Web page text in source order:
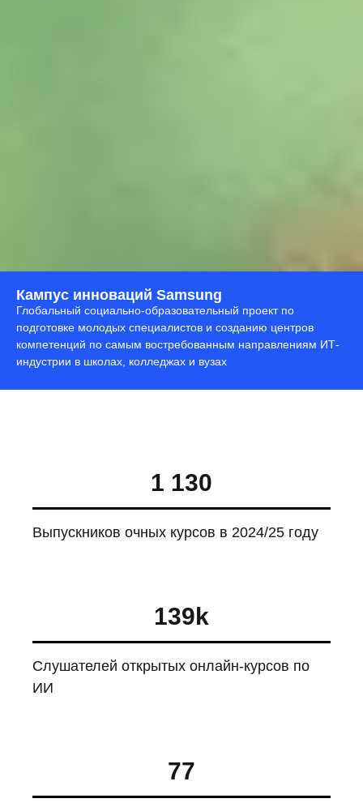
Кампус инноваций Samsung
Глобальный социально-образовательный проект по
подготовке молодых специалистов и созданию центров
компетенций по самым востребованным направлениям ИТ-
индустрии в школах, колледжах и вузах
1 130
Выпускников очных курсов в 2024/25 году
139k
Слушателей открытых онлайн-курсов по
ИИ
77